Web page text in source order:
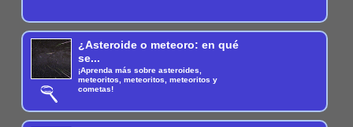
¿Asteroide o meteoro: en qué
se...
¡Aprenda más sobre asteroides,
meteoritos, meteoritos, meteoritos y
cometas!